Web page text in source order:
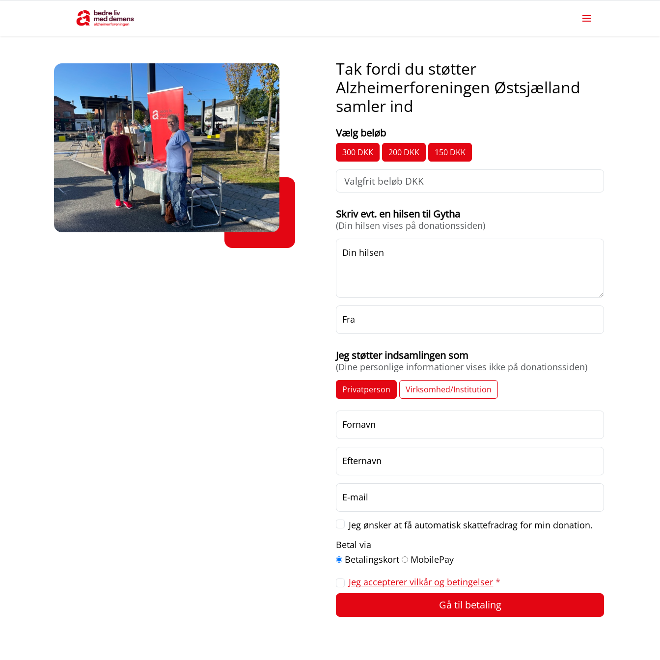
Tak fordi du støtter
Alzheimerforeningen Østsjælland
samler ind
Vælg beløb
Skriv evt. en hilsen til Gytha
(Din hilsen vises på donationssiden)
Din hilsen
Fra
Jeg støtter indsamlingen som
(Dine personlige informationer vises ikke på donationssiden)
Privatperson Virksomhed/Institution
Fornavn
Efternavn
E-mail
Jeg ønsker at få automatisk skattefradrag for min donation.
Betal via
Betalingskort
MobilePay
Jeg accepterer vilkår og betingelser *
Gå til betaling